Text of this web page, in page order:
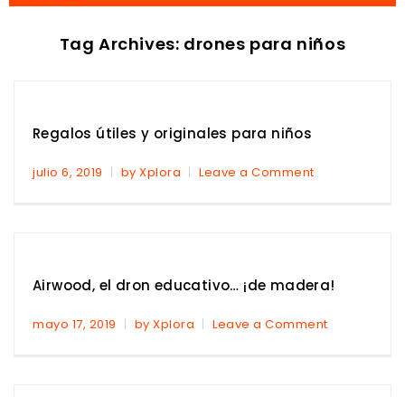
Tag Archives: drones para niños
Regalos útiles y originales para niños
julio 6, 2019 by Xplora Leave a Comment
Airwood, el dron educativo… ¡de madera!
mayo 17, 2019 by Xplora Leave a Comment